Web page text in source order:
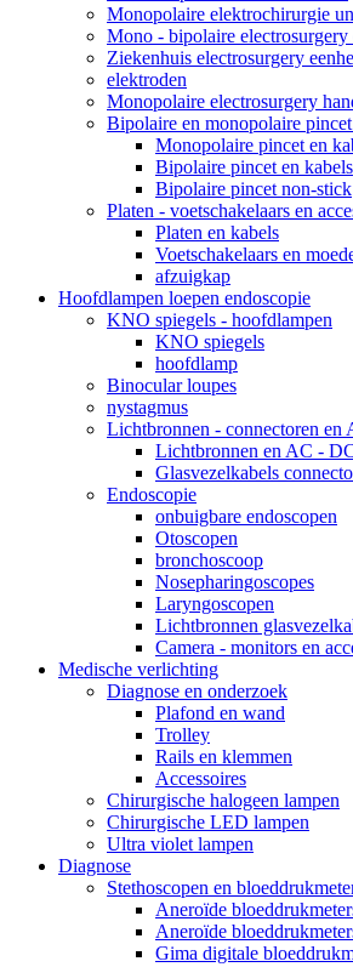
Monopolaire elektrochirurgie
Mono - bipolaire electrosurgery
Ziekenhuis electrosurgery
elektroden
Monopolaire electrosurgery
Bipolaire en monopolaire
Monopolaire pincet en
Bipolaire pincet en kabels
Bipolaire pincet non-stick
Platen - voetschakelaars en
Platen en kabels
Voetschakelaars en
afzuigkap
Hoofdlampen loepen endoscopie
KNO spiegels - hoofdlampen
KNO spiegels
hoofdlamp
Binocular loupes
nystagmus
Lichtbronnen - connectoren en
Lichtbronnen en AC -
Glasvezelkabels
Endoscopie
onbuigbare endoscopen
Otoscopen
bronchoscoop
Nosepharingoscopes
Laryngoscopen
Lichtbronnen
Camera - monitors en
Medische verlichting
Diagnose en onderzoek
Plafond en wand
Trolley
Rails en klemmen
Accessoires
Chirurgische halogeen lampen
Chirurgische LED lampen
Ultra violet lampen
Diagnose
Stethoscopen en
Aneroïde
Aneroïde
Gima digitale